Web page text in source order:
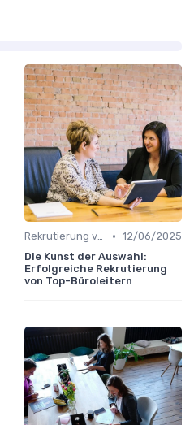
Rekrutierung von Büroleitern • 12/06/2025
Die Kunst der Auswahl:
Erfolgreiche Rekrutierung
von Top-Büroleitern